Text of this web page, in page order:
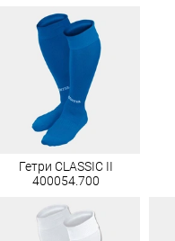
Гетри CLASSIC II
400054.700